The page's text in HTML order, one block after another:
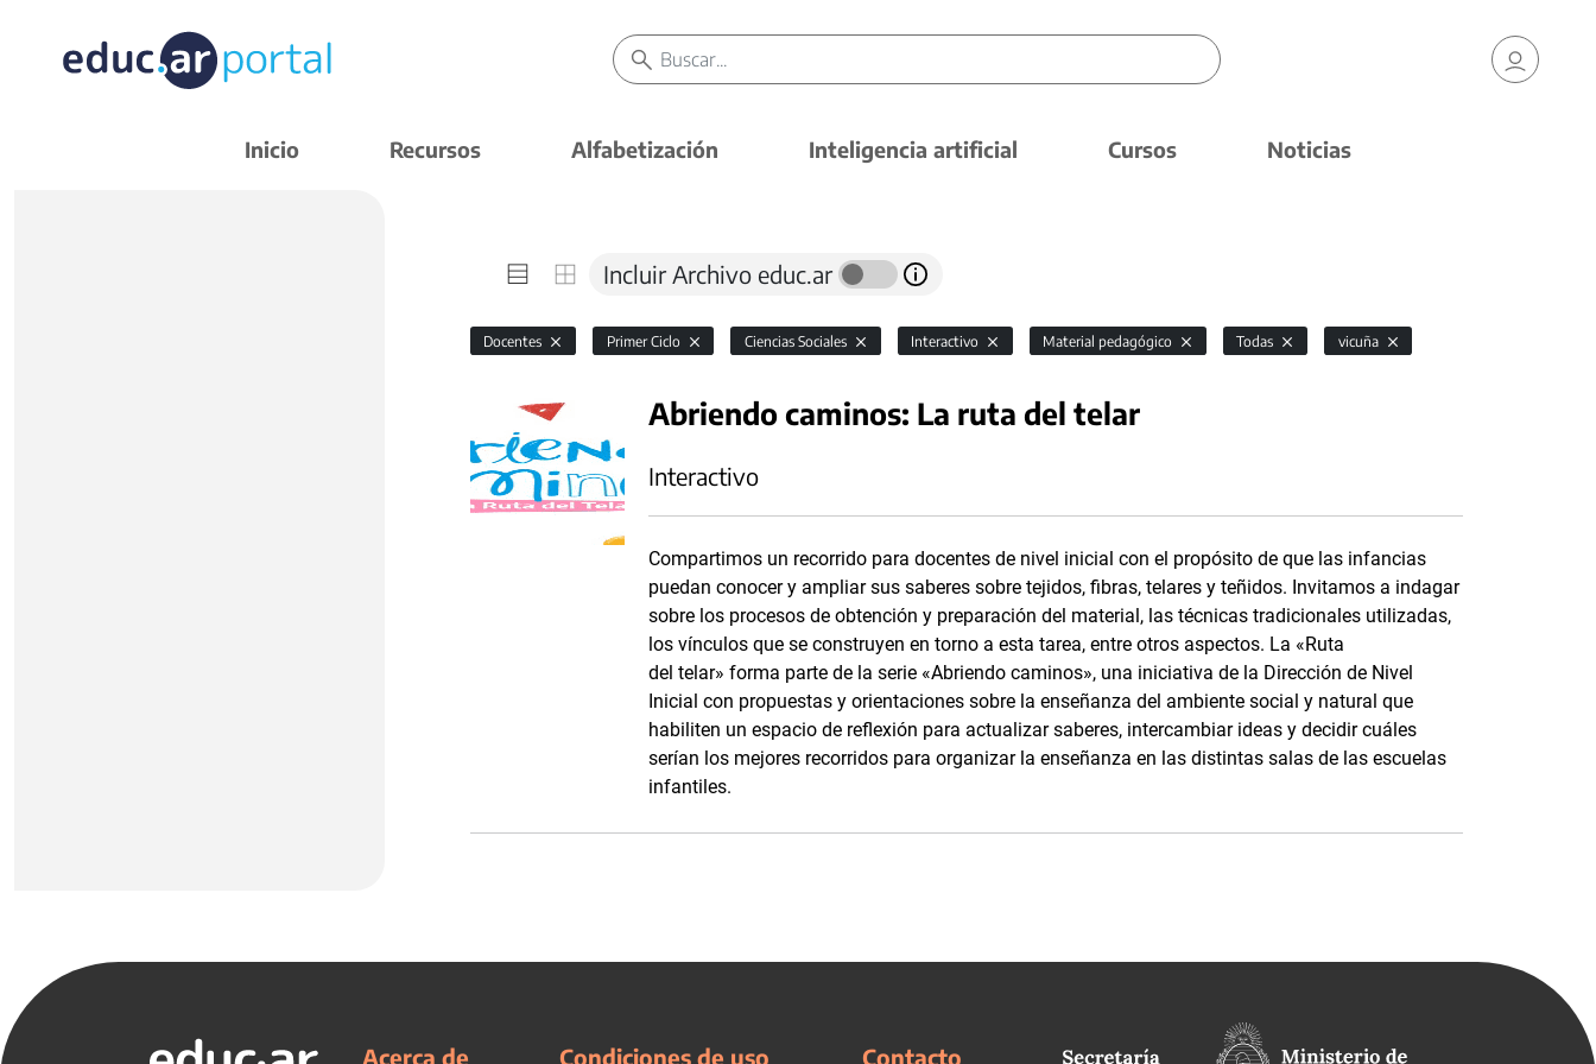
Inicio Recursos Alfabetización Inteligencia artificial Cursos Noticias
Incluir Archivo educ.ar
Docentes Primer Ciclo Ciencias Sociales Interactivo Material pedagógico Todas vicuña
Abriendo caminos: La ruta del telar
Interactivo
Compartimos un recorrido para docentes de nivel inicial con el propósito de que las infancias
puedan conocer y ampliar sus saberes sobre tejidos, fibras, telares y teñidos. Invitamos a indagar
sobre los procesos de obtención y preparación del material, las técnicas tradicionales utilizadas,
los vínculos que se construyen en torno a esta tarea, entre otros aspectos. La «Ruta
del telar» forma parte de la serie «Abriendo caminos», una iniciativa de la Dirección de Nivel
Inicial con propuestas y orientaciones sobre la enseñanza del ambiente social y natural que
habiliten un espacio de reflexión para actualizar saberes, intercambiar ideas y decidir cuáles
serían los mejores recorridos para organizar la enseñanza en las distintas salas de las escuelas
infantiles.
Acerca de Condiciones de uso Contacto